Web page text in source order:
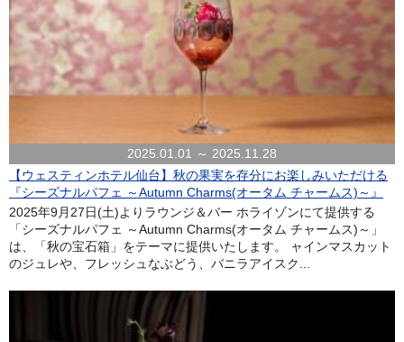
2025.01.01 ～ 2025.11.28
【ウェスティンホテル仙台】秋の果実を存分にお楽しみいただける
『シーズナルパフェ ～Autumn Charms(オータム チャームス)～』
2025年9月27日(土)よりラウンジ＆バー ホライゾンにて提供する
「シーズナルパフェ ～Autumn Charms(オータム チャームス)～」
は、「秋の宝石箱」をテーマに提供いたします。 ャインマスカット
のジュレや、フレッシュなぶどう、バニラアイスク...